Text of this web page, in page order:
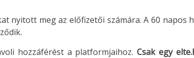
nyitott meg az előfizetői számára. A 60 napos
hozzáférést a platformjaihoz. Csak egy